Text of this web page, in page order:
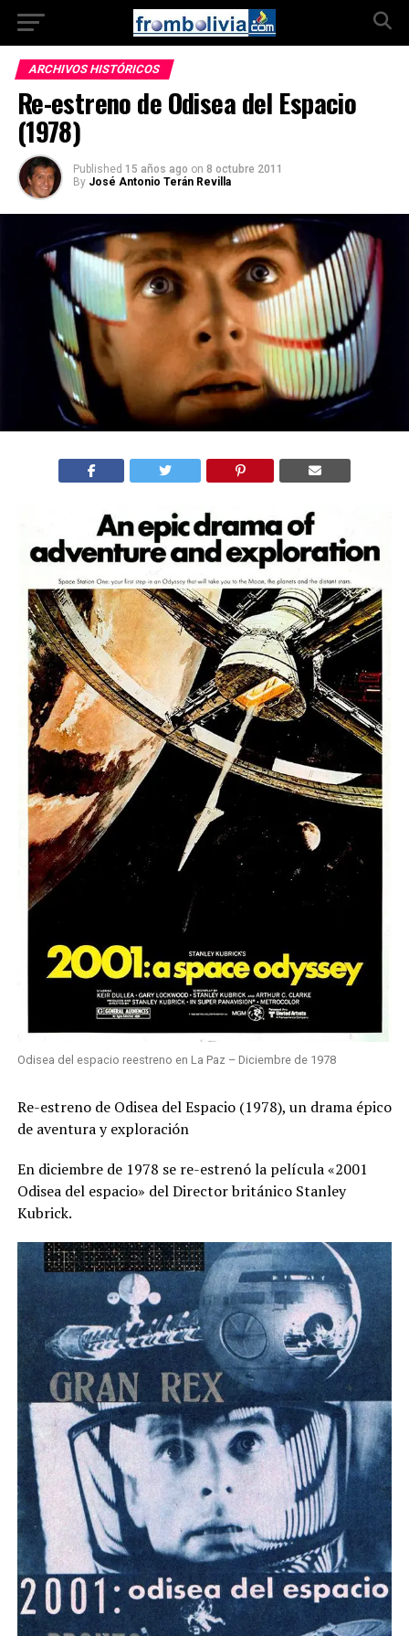
ARCHIVOS HISTÓRICOS
Re-estreno de Odisea del Espacio
(1978)
Published 15 años ago on 8 octubre 2011
By José Antonio Terán Revilla
Odisea del espacio reestreno en La Paz – Diciembre de 1978
Re-estreno de Odisea del Espacio (1978), un drama épico
de aventura y exploración
En diciembre de 1978 se re-estrenó la película «2001
Odisea del espacio» del Director británico Stanley
Kubrick.